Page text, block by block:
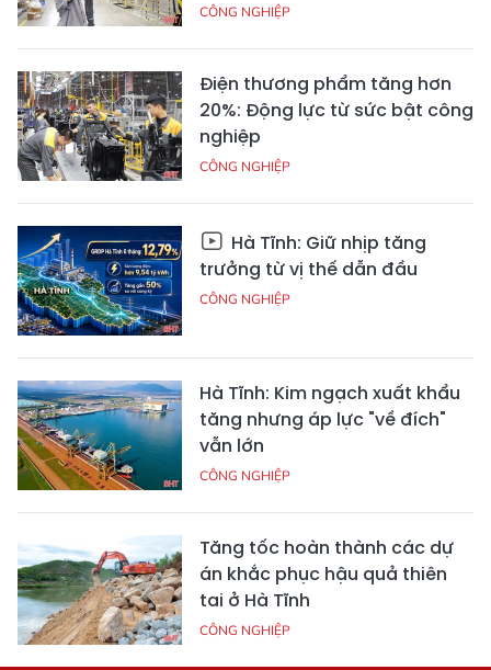
CÔNG NGHIỆP
Điện thương phẩm tăng hơn
20%: Động lực từ sức bật công
nghiệp
CÔNG NGHIỆP
Hà Tĩnh: Giữ nhịp tăng
trưởng từ vị thế dẫn đầu
CÔNG NGHIỆP
Hà Tĩnh: Kim ngạch xuất khẩu
tăng nhưng áp lực "về đích"
vẫn lớn
CÔNG NGHIỆP
Tăng tốc hoàn thành các dự
án khắc phục hậu quả thiên
tai ở Hà Tĩnh
CÔNG NGHIỆP